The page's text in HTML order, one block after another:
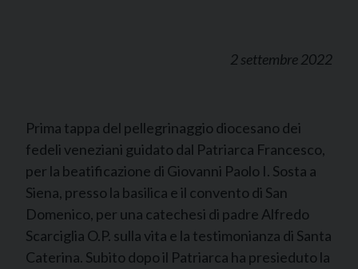
2 settembre 2022
Prima tappa del pellegrinaggio diocesano dei
fedeli veneziani guidato dal Patriarca Francesco,
per la beatificazione di Giovanni Paolo I. Sosta a
Siena, presso la basilica e il convento di San
Domenico, per una catechesi di padre Alfredo
Scarciglia O.P. sulla vita e la testimonianza di Santa
Caterina. Subito dopo il Patriarca ha presieduto la